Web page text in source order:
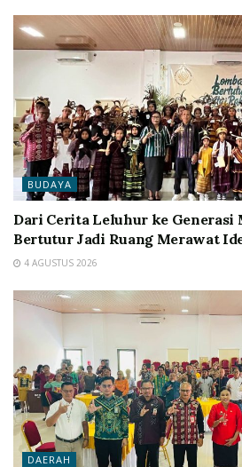
BUDAYA
Dari Cerita Leluhur ke Generasi
Bertutur Jadi Ruang Merawat
4 AGUSTUS 2026
DAERAH